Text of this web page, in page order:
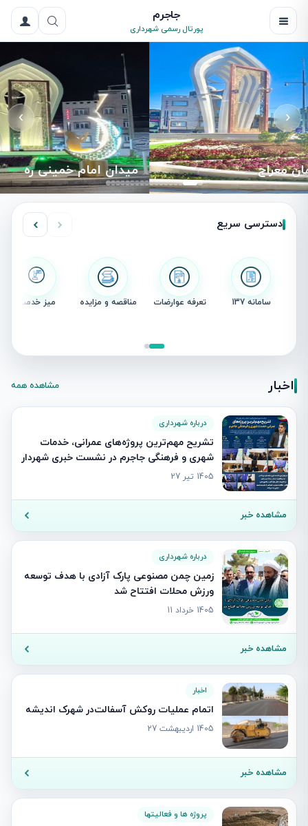
جاجرم
پورتال رسمی شهرداری
میدان امام خمینی ره
‹
›
دسترسی سریع
سامانه 137 تعرفه عوارضات مناقصه و مزایده میز خدمت
اخبار مشاهده همه
درباره شهرداری
تشریح مهم‌ترین پروژه‌های عمرانی، خدمات
شهری و فرهنگی جاجرم در نشست خبری شهردار
1405 تیر 27
مشاهده خبر
درباره شهرداری
زمین چمن مصنوعی پارک آزادی با هدف توسعه
ورزش محلات افتتاح شد
1405 خرداد 11
مشاهده خبر
اخبار
اتمام عملیات روکش آسفالت‌در شهرک اندیشه
1405 اردیبهشت 27
مشاهده خبر
پروژه ها و فعالیتها